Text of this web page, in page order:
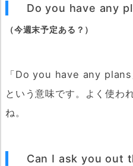
Do you have any
（今週末予定ある？）
「Do you have any plans
という意味です。よく使わ
ね。
Can I ask you out